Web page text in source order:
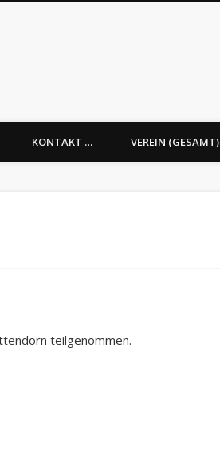
KONTAKT … VEREIN (GESAMT)
teilgenommen.